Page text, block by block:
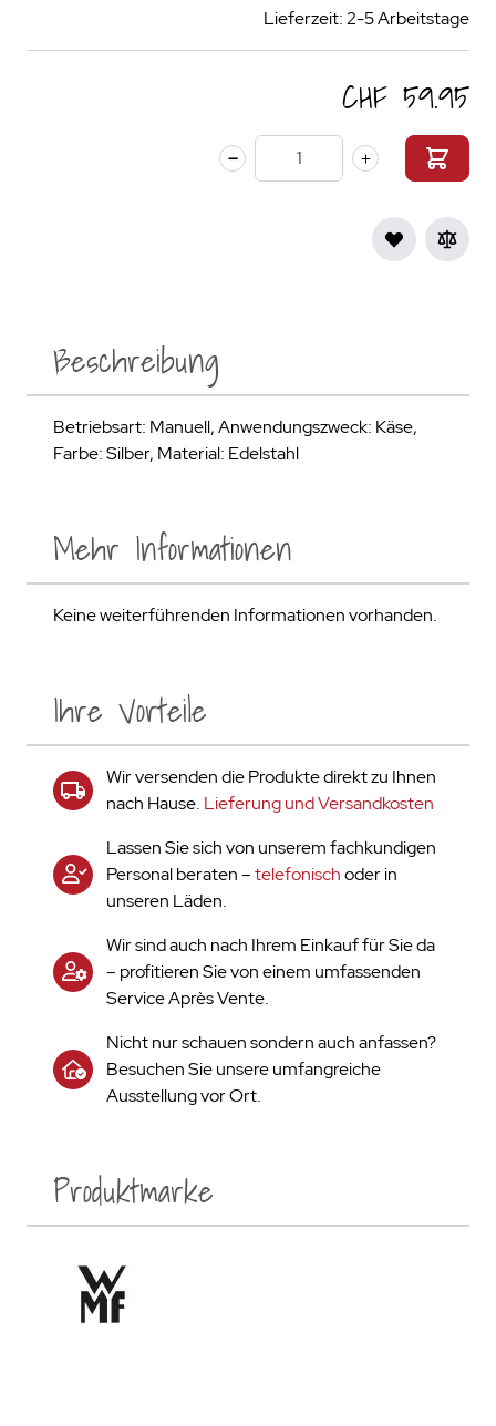
Lieferzeit: 2-5 Arbeitstage
CHF 59.95
Menge
Beschreibung
Betriebsart: Manuell, Anwendungszweck: Käse,
Farbe: Silber, Material: Edelstahl
Ihre Vorteile
Wir versenden die Produkte direkt zu Ihnen
nach Hause. Lieferung und Versandkosten
Lassen Sie sich von unserem fachkundigen
Personal beraten –telefonischoder in
unseren Läden.
Wir sind auch nach Ihrem Einkauf für Sie da
– profitieren Sie von einem umfassenden
Service Après Vente.
Nicht nur schauen sondern auch anfassen?
Besuchen Sie unsere umfangreiche
Ausstellung vor Ort.
Mehr Informationen
Keine weiterführenden Informationen vorhanden.
Produktmarke